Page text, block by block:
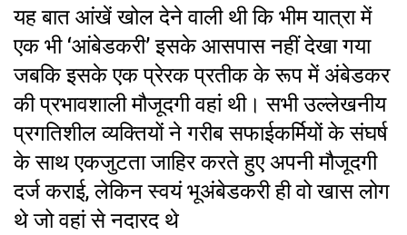
यह बात आंखें खोल देने वाली थी कि भीम यात्रा में
एक भी ‘आंबेडकरी’ इसके आसपास नहीं देखा गया
जबकि इसके एक प्रेरक प्रतीक के रूप में अंबेडकर
की प्रभावशाली मौजूदगी वहां थी। सभी उल्लेखनीय
प्रगतिशील व्यक्तियों ने गरीब सफाईकर्मियों के संघर्ष
के साथ एकजुटता जाहिर करते हुए अपनी मौजूदगी
दर्ज कराई, लेकिन स्वयं भूअंबेडकरी ही वो खास लोग
थे जो वहां से नदारद थे